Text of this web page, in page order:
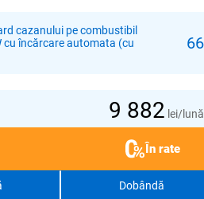
cazanului pe combustibil
cu încărcare automata (cu
9 882 lei/lună
În rate
Dobândă